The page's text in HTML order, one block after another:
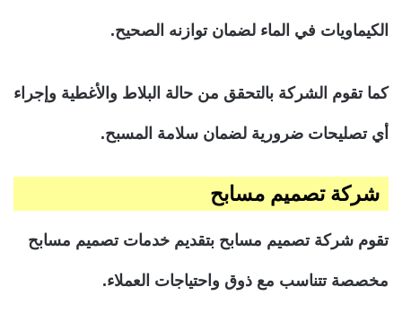
الكيماويات في الماء لضمان توازنه الصحيح.
كما تقوم الشركة بالتحقق من حالة البلاط والأغطية وإجراء
أي تصليحات ضرورية لضمان سلامة المسبح.
شركة تصميم مسابح
تقوم شركة تصميم مسابح بتقديم خدمات تصميم مسابح
مخصصة تتناسب مع ذوق واحتياجات العملاء.